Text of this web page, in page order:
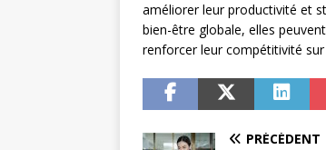
améliorer leur productivité et
bien-être globale, elles
renforcer leur compétitivité
PRÉCÉDENT